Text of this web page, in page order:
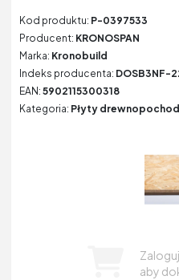
Kod produktu: P-0397533
Producent: KRONOSPAN
Marka: Kronobuild
Indeks producenta: DOSB3NF-
EAN: 5902115300318
Kategoria: Płyty
aby